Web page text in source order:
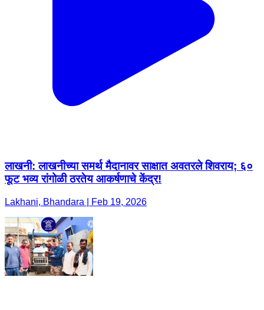
लाखनी: लाखनीच्या समर्थ मैदानावर साक्षात अवतरले शिवराय; ६०
फूट भव्य रांगोळी ठरतेय आकर्षणाचे केंद्र!
Lakhani, Bhandara | Feb 19, 2026